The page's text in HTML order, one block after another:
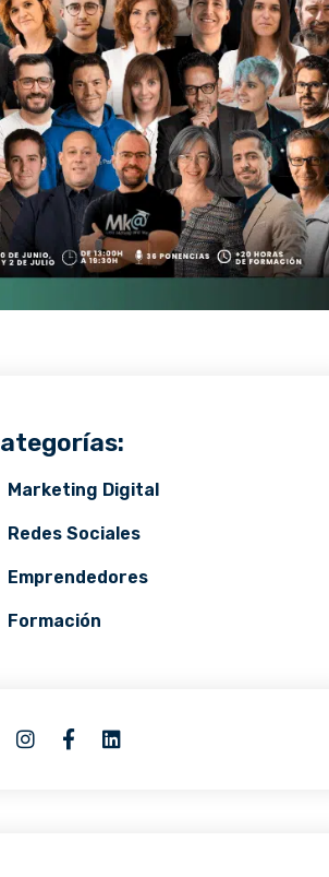
Marketing Digital
Redes Sociales
Emprendedores
Formación